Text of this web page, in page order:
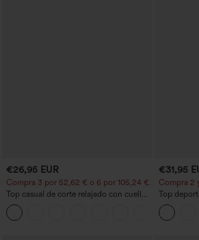
€26,95 EUR
Compra 3 por 52,62 € o 6 por 105,24 €.
Top casual de corte relajado con cuello
redondo y mangas murciélago.
€31,95
Compra 2
Top
hombro,
el pulgar,
low